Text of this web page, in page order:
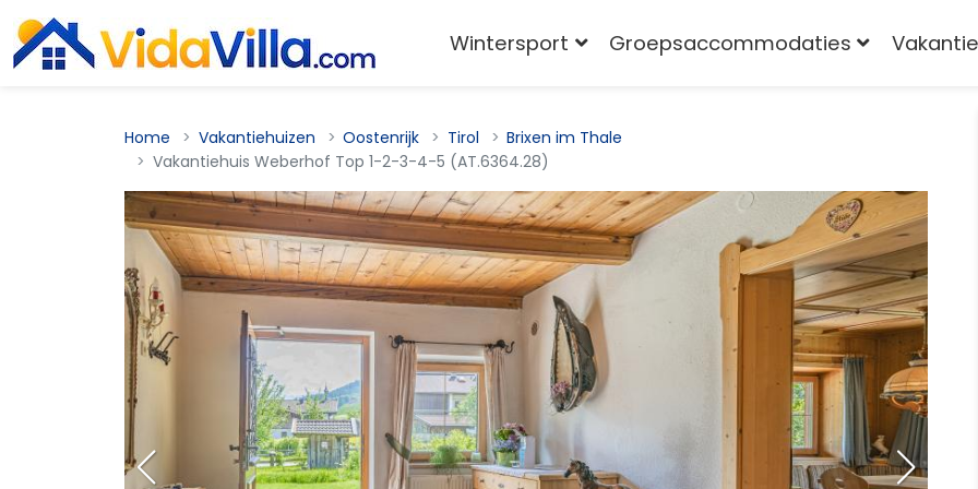
Home Vakantiehuizen Oostenrijk Tirol
Brixen im Thale
Vakantiehuis Weberhof Top 1-2-3-4-5 (AT.6364.28)
Wintersport Groepsaccommodaties